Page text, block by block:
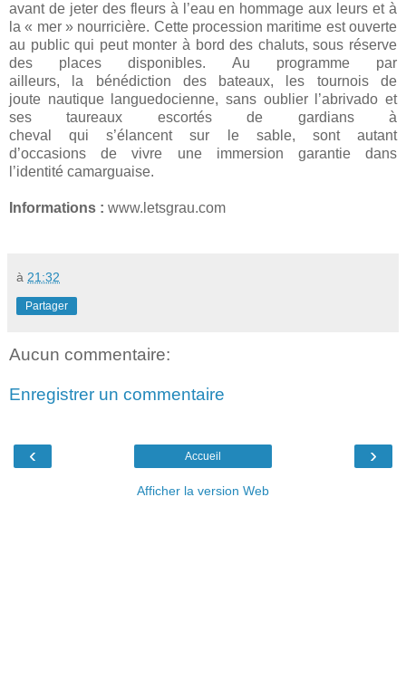
avant de jeter des fleurs à l’eau en hommage aux leurs et à
la « mer » nourricière. Cette procession maritime estouverte
au public qui peut monter à bord des chaluts, sous réserve
des places disponibles. Au programme par
ailleurs,
la bénédiction des bateaux, les tournois de
joute nautique languedocienne, sans oublier l’abrivado et
ses taureaux escortés de gardians à
cheval qui s’élancent sur le sable, sont autant
d’occasions de vivre une immersion garantie dans
l’identité camarguaise.
Informations : www.letsgrau.com
à 21:32
Partager
Aucun commentaire:
Enregistrer un commentaire
‹ ›
Accueil
Afficher la version Web